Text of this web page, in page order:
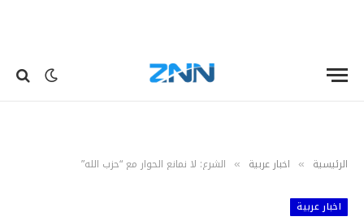
الرئيسية » اخبار عربية » الشرع: لا نمانع الحوار مع “حزب الله”
اخبار عربية